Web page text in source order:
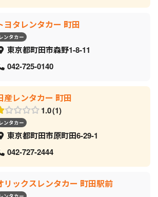
ヨタレンタカー 町田
レンタカー
東京都町田市森野1-8-11
042-725-0140
産レンタカー 町田
1.0 1
レンタカー
東京都町田市原町田6-29-1
042-727-2444
リックスレンタカー 町田駅前